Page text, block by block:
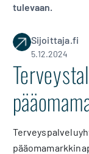
tulevaan.
Sijoittaja.fi
5.12.2024